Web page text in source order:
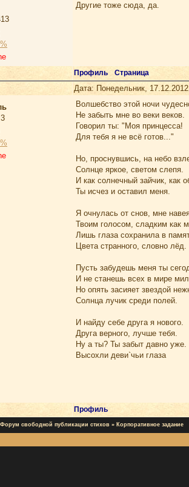
Другие тоже сюда, да.
Профиль Страница
Дата: Понедельник,
3
Волшебство этой ночи
Не забыть мне во веки веков.
Говорил ты: "Моя принцесса!
Для тебя я не всё готов..."
Но, проснувшись, на небо
Солнце яркое, светом слепя.
И как солнечный зайчик, как
Ты исчез и оставил меня.
Я очнулась от снов, мне
Твоим голосом, сладким как
Лишь глаза сохранила в
Цвета странного, словно лёд.
Пусть забудешь меня ты
И не станешь всех в мире
Но опять засияет звездой
Солнца лучик среди полей.
И найду себе друга я нового.
Друга верного, лучше тебя.
Ну а ты? Ты забыт давно уже.
Высохли деви`чьи глаза
Профиль
Форум свободной публикации стихов » Корпоративное задание